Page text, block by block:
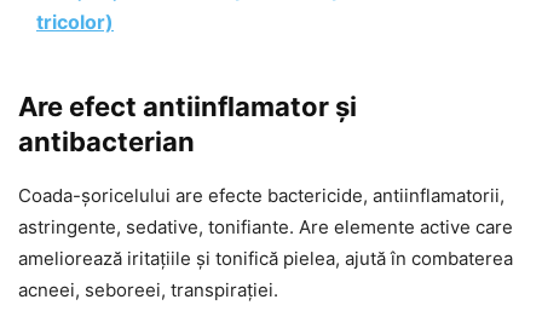
tricolor)
Are efect antiinflamator și
antibacterian
Coada-șoricelului are efecte bactericide, antiinflamatorii,
astringente, sedative, tonifiante. Are elemente active care
ameliorează iritațiile și tonifică pielea, ajută în combaterea
acneei, seboreei, transpirației.